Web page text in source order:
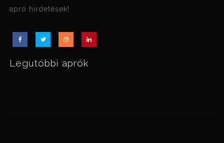
apró hirdetések!
Legutóbbi aprók